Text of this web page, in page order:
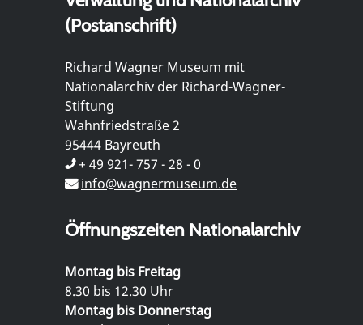
(Postanschrift)
Richard Wagner Museum mit
Nationalarchiv der Richard-Wagner-
Stiftung
Wahnfriedstraße 2
95444 Bayreuth
+ 49 921- 757 - 28 - 0
info@wagnermuseum.de
Öffnungszeiten Nationalarchiv
Montag bis Freitag
8.30 bis 12.30 Uhr
Montag bis Donnerstag